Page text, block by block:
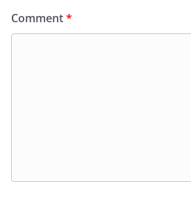
Comment*